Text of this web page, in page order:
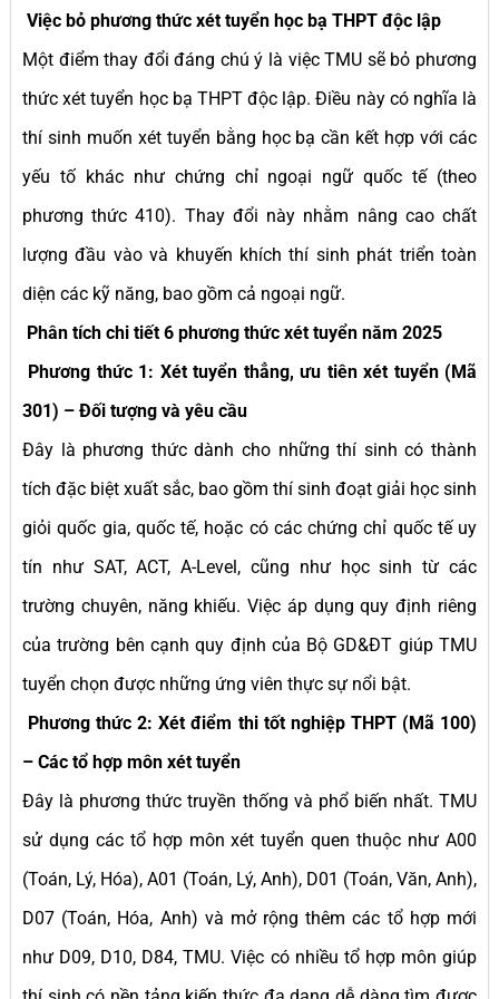
Việc bỏ phương thức xét tuyển học bạ THPT độc lập
Một điểm thay đổi đáng chú ý là việc TMU sẽ bỏ phương
thức xét tuyển học bạ THPT độc lập. Điều này có nghĩa là
thí sinh muốn xét tuyển bằng học bạ cần kết hợp với các
yếu tố khác như chứng chỉ ngoại ngữ quốc tế (theo
phương thức 410). Thay đổi này nhằm nâng cao chất
lượng đầu vào và khuyến khích thí sinh phát triển toàn
diện các kỹ năng, bao gồm cả ngoại ngữ.
Phân tích chi tiết 6 phương thức xét tuyển năm 2025
Phương thức 1: Xét tuyển thẳng, ưu tiên xét tuyển (Mã
301) – Đối tượng và yêu cầu
Đây là phương thức dành cho những thí sinh có thành
tích đặc biệt xuất sắc, bao gồm thí sinh đoạt giải học sinh
giỏi quốc gia, quốc tế, hoặc có các chứng chỉ quốc tế uy
tín như SAT, ACT, A-Level, cũng như học sinh từ các
trường chuyên, năng khiếu. Việc áp dụng quy định riêng
của trường bên cạnh quy định của Bộ GD&ĐT giúp TMU
tuyển chọn được những ứng viên thực sự nổi bật.
Phương thức 2: Xét điểm thi tốt nghiệp THPT (Mã 100)
– Các tổ hợp môn xét tuyển
Đây là phương thức truyền thống và phổ biến nhất. TMU
sử dụng các tổ hợp môn xét tuyển quen thuộc như A00
(Toán, Lý, Hóa), A01 (Toán, Lý, Anh), D01 (Toán, Văn, Anh),
D07 (Toán, Hóa, Anh) và mở rộng thêm các tổ hợp mới
như D09, D10, D84, TMU. Việc có nhiều tổ hợp môn giúp